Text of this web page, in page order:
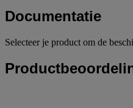
Documentatie
Selecteer je product om de